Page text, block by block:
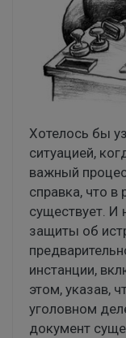
Хотелось бы
ситуацией,
важный
справка, что в
существует. И
защиты об
инстанции,
этом, указав,
уголовном
документ